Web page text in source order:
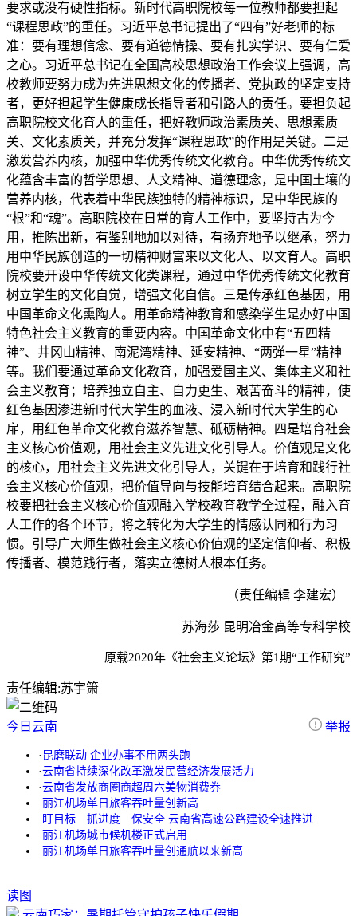
要求或没有硬性指标。新时代高职院校每一位教师都要担起
“课程思政”的重任。习近平总书记提出了“四有”好老师的标
准：要有理想信念、要有道德情操、要有扎实学识、要有仁爱
之心。习近平总书记在全国高校思想政治工作会议上强调，高
校教师要努力成为先进思想文化的传播者、党执政的坚定支持
者，更好担起学生健康成长指导者和引路人的责任。要担负起
高职院校文化育人的重任，把好教师政治素质关、思想素质
关、文化素质关，并充分发挥“课程思政”的作用是关键。二是
激发营养内核，加强中华优秀传统文化教育。中华优秀传统文
化蕴含丰富的哲学思想、人文精神、道德理念，是中国土壤的
营养内核，代表着中华民族独特的精神标识，是中华民族的
“根”和“魂”。高职院校在日常的育人工作中，要坚持古为今
用，推陈出新，有鉴别地加以对待，有扬弃地予以继承，努力
用中华民族创造的一切精神财富来以文化人、以文育人。高职
院校要开设中华传统文化类课程，通过中华优秀传统文化教育
树立学生的文化自觉，增强文化自信。三是传承红色基因，用
中国革命文化熏陶人。用革命精神教育和感染学生是办好中国
特色社会主义教育的重要内容。中国革命文化中有“五四精
神”、井冈山精神、南泥湾精神、延安精神、“两弹一星”精神
等。我们要通过革命文化教育，加强爱国主义、集体主义和社
会主义教育；培养独立自主、自力更生、艰苦奋斗的精神，使
红色基因渗进新时代大学生的血液、浸入新时代大学生的心
扉，用红色革命文化教育滋养智慧、砥砺精神。四是培育社会
主义核心价值观，用社会主义先进文化引导人。价值观是文化
的核心，用社会主义先进文化引导人，关键在于培育和践行社
会主义核心价值观，把价值导向与技能培育结合起来。高职院
校要把社会主义核心价值观融入学校教育教学全过程，融入育
人工作的各个环节，将之转化为大学生的情感认同和行为习
惯。引导广大师生做社会主义核心价值观的坚定信仰者、积极
传播者、模范践行者，落实立德树人根本任务。
（责任编辑 李建宏）
​苏海莎 昆明冶金高等专科学校
原载2020年《社会主义论坛》第1期“工作研究”
责任编辑:苏宇箫
今日云南 举报
· 昆磨联动 企业办事不用两头跑
·云南省持续深化改革激发民营经济发展活力
·云南省发放商圈商超周六美物消费券
· 丽江机场单日旅客吞吐量创新高
· 盯目标 抓进度 保安全 云南省高速公路建设全速推进
· 丽江机场城市候机楼正式启用
· 丽江机场单日旅客吞吐量创通航以来新高
读图